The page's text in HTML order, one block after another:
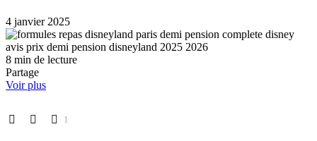
4 janvier 2025
8 min de lecture
Partage
Voir plus
1